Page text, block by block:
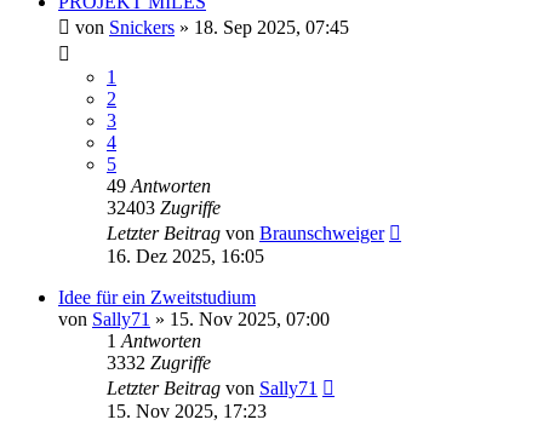
von Snickers » 18. Sep 2025, 07:45
1
2
3
4
5
49 Antworten
32403 Zugriffe
Letzter Beitrag von Braunschweiger
16. Dez 2025, 16:05
Idee für ein Zweitstudium
von Sally71 » 15. Nov 2025, 07:00
1 Antworten
3332 Zugriffe
Letzter Beitrag von Sally71
15. Nov 2025, 17:23